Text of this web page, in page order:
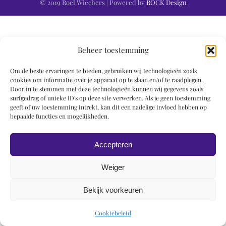
Beheer toestemming
Om de beste ervaringen te bieden, gebruiken wij technologieën zoals
cookies om informatie over je apparaat op te slaan en/of te raadplegen.
Door in te stemmen met deze technologieën kunnen wij gegevens zoals
surfgedrag of unieke ID's op deze site verwerken. Als je geen toestemming
geeft of uw toestemming intrekt, kan dit een nadelige invloed hebben op
bepaalde functies en mogelijkheden.
Accepteren
Weiger
Bekijk voorkeuren
Cookiebeleid
© 2019 Roel Wiechers | Powered by ROCK Design